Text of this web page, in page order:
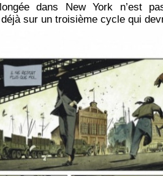
dans New York n’est
sur un troisième cycle qui